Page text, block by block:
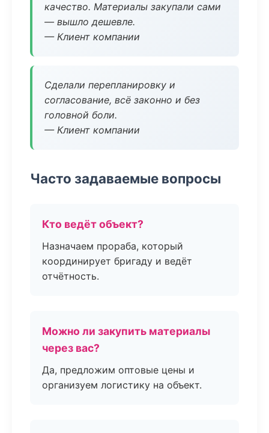
качество. Материалы закупали сами
— вышло дешевле.
— Клиент компании
Сделали перепланировку и
согласование, всё законно и без
головной боли.
— Клиент компании
Часто задаваемые вопросы
Кто ведёт объект?
Назначаем прораба, который
координирует бригаду и ведёт
отчётность.
Можно ли закупить материалы
через вас?
Да, предложим оптовые цены и
организуем логистику на объект.